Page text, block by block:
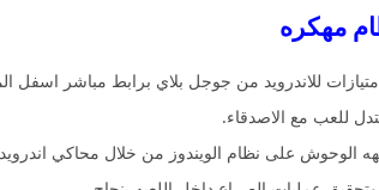
مهكره
للاندرويد من جوجل بلاي برابط مباشر اسفل
للعب مع الاصدقاء.